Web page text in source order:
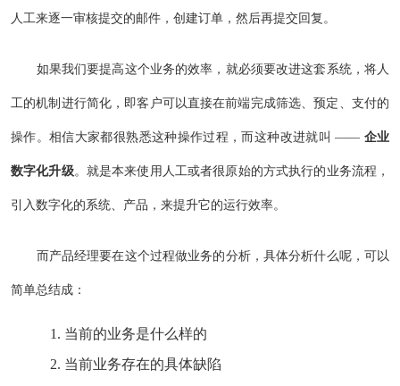
人工来逐一审核提交的邮件，创建订单，然后再提交回复。
如果我们要提高这个业务的效率，就必须要改进这套系统，将人
工的机制进行简化，即客户可以直接在前端完成筛选、预定、支付的
操作。相信大家都很熟悉这种操作过程，而这种改进就叫 —— 企业
数字化升级。就是本来使用人工或者很原始的方式执行的业务流程，
引入数字化的系统、产品，来提升它的运行效率。
而产品经理要在这个过程做业务的分析，具体分析什么呢，可以
简单总结成：
当前的业务是什么样的
当前业务存在的具体缺陷